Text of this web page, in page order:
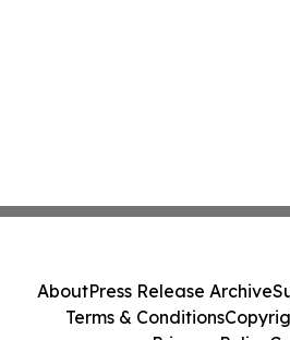
AboutPress Release Archive
Terms & Conditions